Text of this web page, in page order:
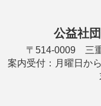
公益社
〒514-0009 三
案内受付：月曜日か